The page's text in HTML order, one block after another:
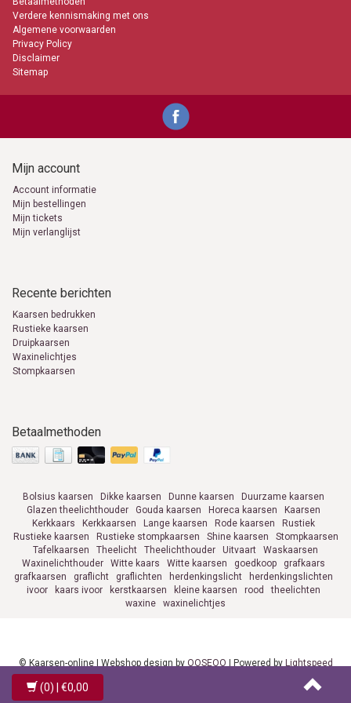
Verdere kennismaking met ons
Algemene voorwaarden
Privacy Policy
Disclaimer
Sitemap
Mijn account
Account informatie
Mijn bestellingen
Mijn tickets
Mijn verlanglijst
Recente berichten
Kaarsen bedrukken
Rustieke kaarsen
Druipkaarsen
Waxinelichtjes
Stompkaarsen
Betaalmethoden
Bolsius kaarsen Dikke kaarsen Dunne kaarsen
Duurzame kaarsen
Glazen theelichthouder
Gouda kaarsen Horeca kaarsen
Kaarsen
Kerkkaars
Kerkkaarsen Lange kaarsen Rode kaarsen
Rustiek
Rustieke kaarsen
Rustieke stompkaarsen Shine kaarsen
Stompkaarsen
Tafelkaarsen
Theelicht Theelichthouder Uitvaart
Waskaarsen
Waxinelichthouder
Witte kaars Witte kaarsen goedkoop
grafkaars
grafkaarsen
graflicht graflichten herdenkingslicht
herdenkingslichten
ivoor
kaars ivoor kerstkaarsen kleine kaarsen rood
theelichten
waxine
waxinelichtjes
© Kaarsen-online | Webshop design by OOSEOO | Powered by Lightspeed
(0) | €0,00